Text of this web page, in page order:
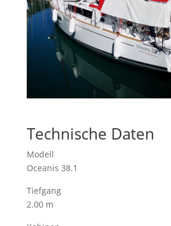
Technische Daten
Modell
Oceanis 38.1
Tiefgang
2.00 m